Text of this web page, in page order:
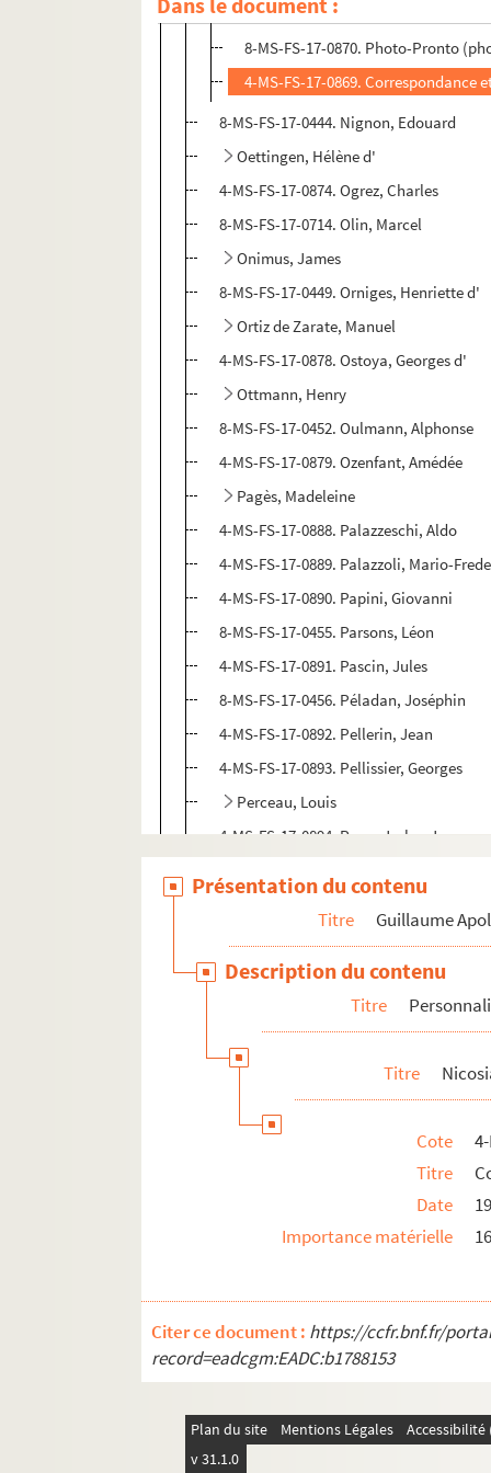
8-MS-FS-17-0808. Albert Vaugon
8-MS-FS-17-0870. Photo-Pronto
4-MS-FS-17-0869. Correspondance
8-MS-FS-17-0444. Nignon, Edouard
Oettingen, Hélène d'
4-MS-FS-17-0874. Ogrez, Charles
8-MS-FS-17-0714. Olin, Marcel
Onimus, James
8-MS-FS-17-0449. Orniges, Henriette d'
Ortiz de Zarate, Manuel
4-MS-FS-17-0878. Ostoya, Georges d'
Ottmann, Henry
8-MS-FS-17-0452. Oulmann, Alphonse
4-MS-FS-17-0879. Ozenfant, Amédée
Pagès, Madeleine
4-MS-FS-17-0888. Palazzeschi, Aldo
4-MS-FS-17-0889. Palazzoli, Mario-
4-MS-FS-17-0890. Papini, Giovanni
8-MS-FS-17-0455. Parsons, Léon
4-MS-FS-17-0891. Pascin, Jules
8-MS-FS-17-0456. Péladan, Joséphin
4-MS-FS-17-0892. Pellerin, Jean
4-MS-FS-17-0893. Pellissier, Georges
Perceau, Louis
4-MS-FS-17-0894. Perez-Jorba, Juan
Picard, Gaston
4-MS-FS-17-0922. Piéret, Géry
Playden, Annie
4-MS-FS-17-0924. Poinsot, Maffeo
8-MS-FS-17-0509. Poiret, Paul
4-MS-FS-17-0925. Pons, Michel
Poullain, Edmond-Marie
4-MS-FS-17-0932. Proust, Marcel
4-MS-FS-17-0933. Rabier, Benjamin
8-MS-FS-17-0512. Rachilde
8-MS-FS-17-0514. Randau, Robert
Présentation du contenu
Titre Guillaume
Description du contenu
Titre
Titre
Cote
Titre
Date
Importance matérielle
Citer ce document : https://ccfr.bnf.fr/
record=eadcgm:EADC:b1788153
Plan du site Mentions Légales
v 31.1.0